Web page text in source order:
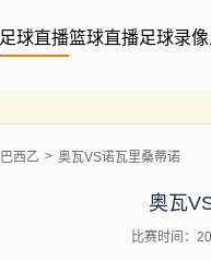
足球直播篮球直播足球录像
巴西乙 奥瓦VS诺瓦里桑蒂诺
奥瓦
比赛时间：